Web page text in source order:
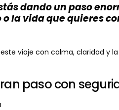
dando un paso
la vida que quieres
viaje con calma, claridad y
paso con